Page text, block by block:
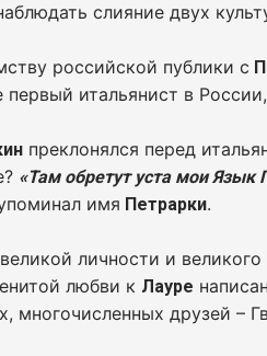
слияние двух
российской публики с
первый итальянист в
преклонялся перед
«Там обретут уста мои Язык
имя Петрарки.
личности и
любви к Лауре
многочисленных друзей –